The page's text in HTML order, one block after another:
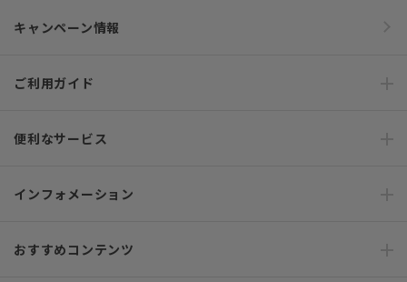
キャンペーン情報
ご利用ガイド
便利なサービス
インフォメーション
おすすめコンテンツ